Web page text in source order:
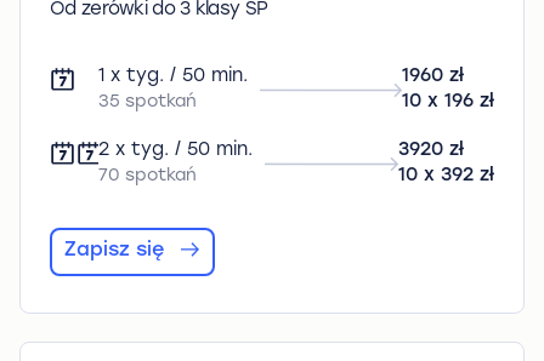
Od zerówki do 3 klasy SP
1 x tyg. / 50 min.
35 spotkań
1960 zł
10 x 196 zł
2 x tyg. / 50 min.
70 spotkań
3920 zł
10 x 392 zł
Zapisz się